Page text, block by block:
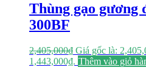
Thùng gạo gương
300BF
2,405,000₫ Giá gốc là:
1,443,000₫. Thêm vào giỏ